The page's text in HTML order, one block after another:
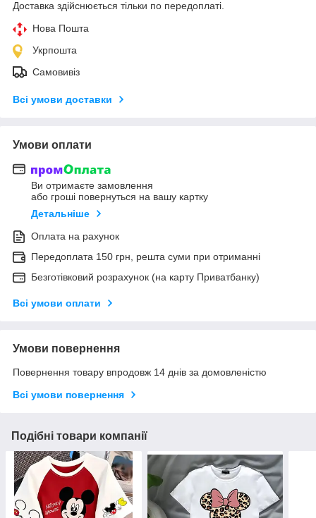
Доставка здійснюється тільки по передоплаті.
Нова Пошта
Укрпошта
Самовивіз
Всі умови доставки
Умови оплати
Ви отримаєте замовлення
або гроші повернуться на вашу картку
Детальніше
Оплата на рахунок
Передоплата 150 грн, решта суми при отриманні
Безготівковий розрахунок (на карту Приватбанку)
Всі умови оплати
Умови повернення
Повернення товару впродовж 14 днів за домовленістю
Всі умови повернення
Подібні товари компанії